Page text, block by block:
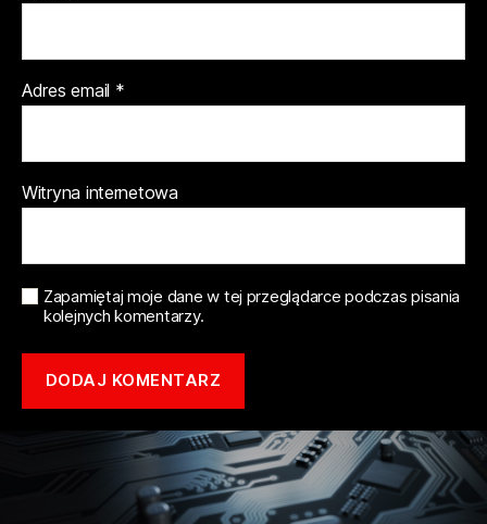
Adres email *
Witryna internetowa
Zapamiętaj moje dane w tej przeglądarce podczas pisania
kolejnych komentarzy.
Copyright © 2021 mototune.com.pl |Polityka prywatności| Stworzone w
ramachatwi.pl